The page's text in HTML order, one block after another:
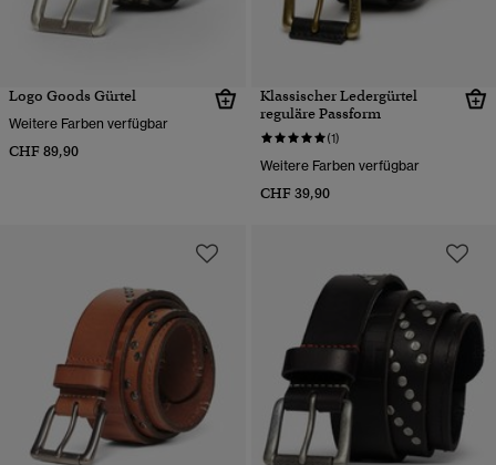
Logo Goods Gürtel
Weitere Farben verfügbar
CHF 89,90
Klassischer Ledergürtel
reguläre Passform
(1)
Weitere Farben verfügbar
CHF 39,90